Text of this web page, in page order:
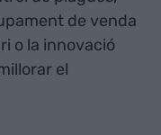
de venda
o la innovació
el